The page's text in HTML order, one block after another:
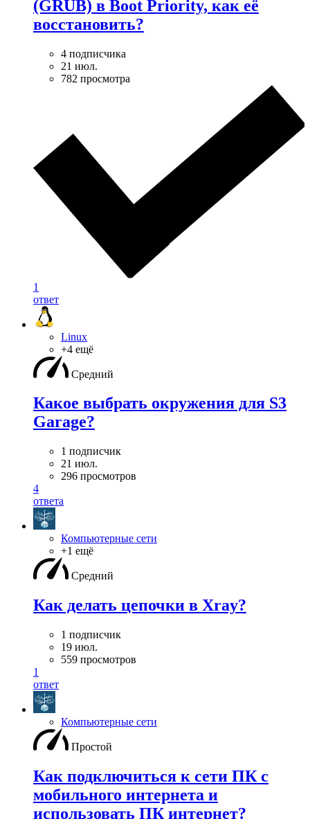
(GRUB) в Boot Priority, как её
восстановить?
4 подписчика
21 июл.
782 просмотра
1
ответ
Linux
+4 ещё
Средний
Какое выбрать окружения для S3
Garage?
1 подписчик
21 июл.
296 просмотров
4
ответа
Компьютерные сети
+1 ещё
Средний
Как делать цепочки в Xray?
1 подписчик
19 июл.
559 просмотров
1
ответ
Компьютерные сети
Простой
Как подключиться к сети ПК с
мобильного интернета и
использовать ПК интернет?